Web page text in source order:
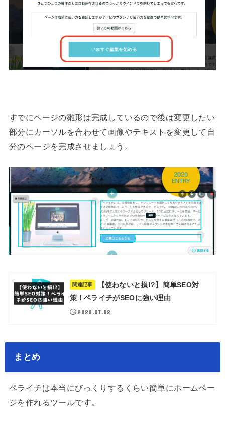
すでにページの雛形は完成しているので後は変更したい
部分にカーソルを合わせて画像やテキストを変更して自
分のページを完成させましょう。
関連記事
【使わないと損!?】簡単SEO対
策！ペライチがSEOに強い理由
2020.07.02
まとめ
ペライチは本当にびっくりするくらい簡単にホームペー
ジを作れるツールです。